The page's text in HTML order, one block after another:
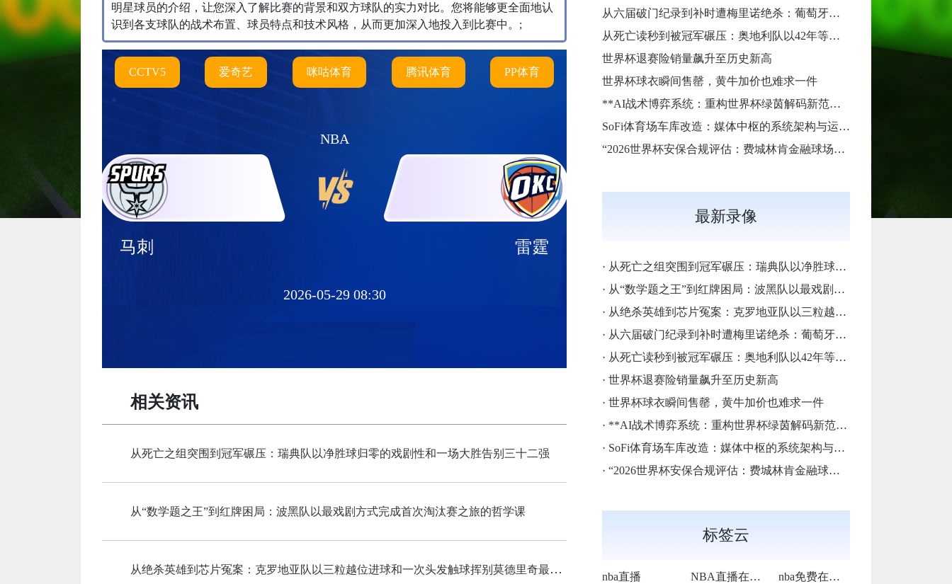
明星球员的介绍，让您深入了解比赛的背景和双方球队的实力对比。您将能够更全面地认
识到各支球队的战术布置、球员特点和技术风格，从而更加深入地投入到比赛中。;
CCTV5 爱奇艺 咪咕体育 腾讯体育 PP体育
NBA
马刺 雷霆
2026-05-29 08:30
相关资讯
从死亡之组突围到冠军碾压：瑞典队以净胜球归零的戏剧性和一场大胜告别三十二强
从“数学题之王”到红牌困局：波黑队以最戏剧方式完成首次淘汰赛之旅的哲学课
从绝杀英雄到芯片冤案：克罗地亚队以三粒越位进球和一次头发触球挥别莫德里奇最后一舞
从六届破门纪录到补时遭梅里诺绝杀：葡萄牙队以最残酷方式挥别C罗二十载征途
从死亡读秒到被冠军碾压：奥地利队以42年等待和一场“希区柯克剧本”挥别北美
世界杯退赛险销量飙升至历史新高
世界杯球衣瞬间售罄，黄牛加价也难求一件
**AI战术博弈系统：重构世界杯绿茵解码新范式**
SoFi体育场车库改造：媒体中枢的系统架构与运维底层逻辑
“2026世界杯安保合规评估：费城林肯金融球场应急疏散通道宽度标准核查”
最新录像
· 从死亡之组突围到冠军碾压：瑞典队以净胜球归零的戏剧性和一场大胜告别三十二强
· 从“数学题之王”到红牌困局：波黑队以最戏剧方式完成首次淘汰赛之旅的哲学课
· 从绝杀英雄到芯片冤案：克罗地亚队以三粒越位进球和一次头发触球挥别莫德里奇最后一舞
· 从六届破门纪录到补时遭梅里诺绝杀：葡萄牙队以最残酷方式挥别C罗二十载征途
· 从死亡读秒到被冠军碾压：奥地利队以42年等待和一场“希区柯克剧本”挥别北美
· 世界杯退赛险销量飙升至历史新高
· 世界杯球衣瞬间售罄，黄牛加价也难求一件
· **AI战术博弈系统：重构世界杯绿茵解码新范式**
· SoFi体育场车库改造：媒体中枢的系统架构与运维底层逻辑
· “2026世界杯安保合规评估：费城林肯金融球场应急疏散通道宽度标准核查”
标签云
nba直播 NBA直播在线观看
nba免费在线高清直播